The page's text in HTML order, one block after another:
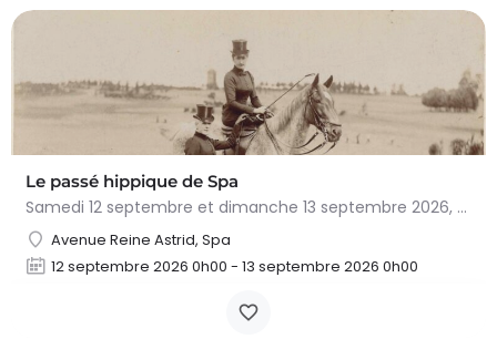
Le passé hippique de Spa
Samedi 12 septembre et dimanche 13 septembre 2026, plongez dans l'histoire fascinante du cheval à…
Avenue Reine Astrid, Spa
12 septembre 2026 0h00 - 13 septembre 2026 0h00